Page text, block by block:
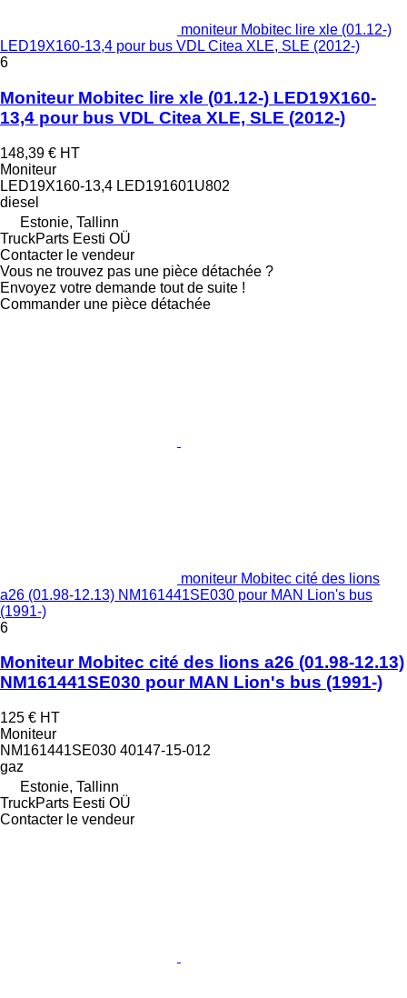
moniteur Mobitec lire xle (01.12-)
LED19X160-13,4 pour bus VDL Citea XLE, SLE (2012-)
6
Moniteur Mobitec lire xle (01.12-) LED19X160-
13,4 pour bus VDL Citea XLE, SLE (2012-)
148,39 € HT
Moniteur
LED19X160-13,4 LED191601U802
diesel
Estonie, Tallinn
TruckParts Eesti OÜ
Contacter le vendeur
Vous ne trouvez pas une pièce détachée ?
Envoyez votre demande tout de suite !
Commander une pièce détachée
moniteur Mobitec cité des lions
a26 (01.98-12.13) NM161441SE030 pour MAN Lion's bus
(1991-)
6
Moniteur Mobitec cité des lions a26 (01.98-12.13)
NM161441SE030 pour MAN Lion's bus (1991-)
125 € HT
Moniteur
NM161441SE030 40147-15-012
gaz
Estonie, Tallinn
TruckParts Eesti OÜ
Contacter le vendeur